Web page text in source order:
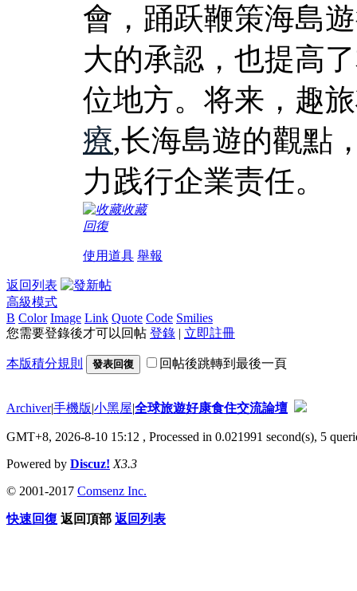
會，踊跃鞭策海島
大的承認，也提高
位地方。将来，趣
療,长海島遊的觀點
力践行企業责任。
收藏
回復
使用道具 舉報
返回列表
高級模式
B Color Image Link Quote Code Smilies
您需要登錄後才可以回帖 登錄 | 立即註冊
本版積分規則 發表回復 回帖後跳轉到最後一頁
Archiver|手機版|小黑屋|全球旅遊好康食住交流論壇
GMT+8, 2026-8-10 15:12 , Processed in 0.021991 second(s), 5
Powered by Discuz! X3.3
© 2001-2017 Comsenz Inc.
快速回復 返回頂部 返回列表